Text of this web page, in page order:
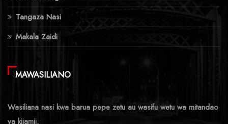
Tangaza Nasi
Makala Zaidi
MAWASILIANO
Wasiliana nasi kwa barua pepe zetu au wasifu wetu wa mitandao
ya kijamii.